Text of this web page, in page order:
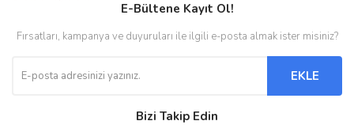
E-Bültene Kayıt Ol!
Fırsatları, kampanya ve duyuruları ile ilgili e-posta almak ister misiniz?
EKLE
Bizi Takip Edin